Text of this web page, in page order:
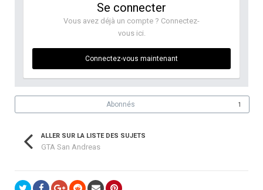
Se connecter
Vous avez déjà un compte ? Connectez-
vous ici.
Connectez-vous maintenant
Abonnés 1
ALLER SUR LA LISTE DES SUJETS
GTA San Andreas